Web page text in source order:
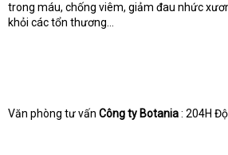
trong máu, chống viêm, giảm đau nhức
khỏi các tổn thương…
Văn phòng tư vấn Công ty Botania: 204H